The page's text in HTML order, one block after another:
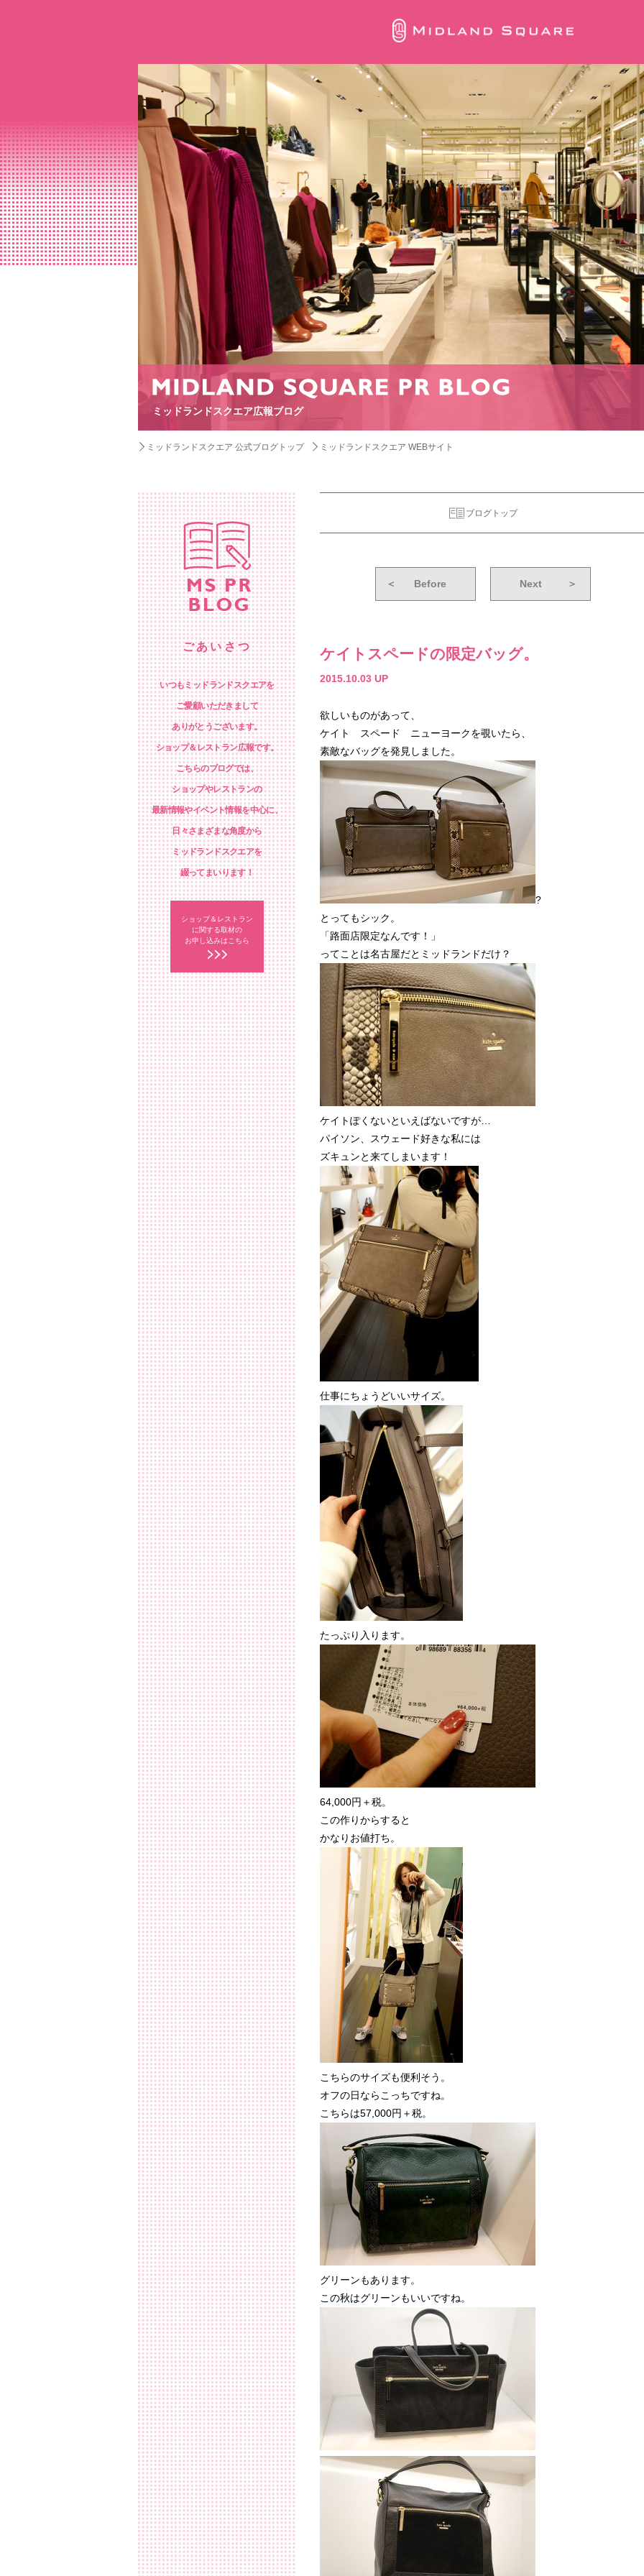
ミッドランドスクエア広報ブログ
ミッドランドスクエア 公式ブログトップ ミッドランドスクエア WEBサイト
ごあいさつ
いつもミッドランドスクエアを
ご愛顧いただきまして
ありがとうございます。
ショップ＆レストラン広報です。
こちらのブログでは、
ショップやレストランの
最新情報やイベント情報を中心に、
日々さまざまな角度から
ミッドランドスクエアを
綴ってまいります！
ショップ＆レストラン
に関する取材の
お申し込みはこちら
ブログトップ
＜ Before Next ＞
ケイトスペードの限定バッグ。
2015.10.03 UP
欲しいものがあって、
ケイト スペード ニューヨークを覗いたら、
素敵なバッグを発見しました。
?
とってもシック。
「路面店限定なんです！」
ってことは名古屋だとミッドランドだけ？
ケイトぽくないといえばないですが…
パイソン、スウェード好きな私には
ズキュンと来てしまいます！
仕事にちょうどいいサイズ。
たっぷり入ります。
64,000円＋税。
この作りからすると
かなりお値打ち。
こちらのサイズも便利そう。
オフの日ならこっちですね。
こちらは57,000円＋税。
グリーンもあります。
この秋はグリーンもいいですね。